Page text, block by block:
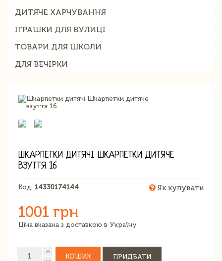
ДИТЯЧЕ ХАРЧУВАННЯ
ІГРАШКИ ДЛЯ ВУЛИЦІ
ТОВАРИ ДЛЯ ШКОЛИ
ДЛЯ ВЕЧІРКИ
ШКАРПЕТКИ ДИТЯЧІ ШКАРПЕТКИ ДИТЯЧЕ
ВЗУТТЯ 16
Код: 14330174144 Як купувати
1001 грн
Ціна вказана з доставкою в Україну
КОШИК ПРИДБАТИ